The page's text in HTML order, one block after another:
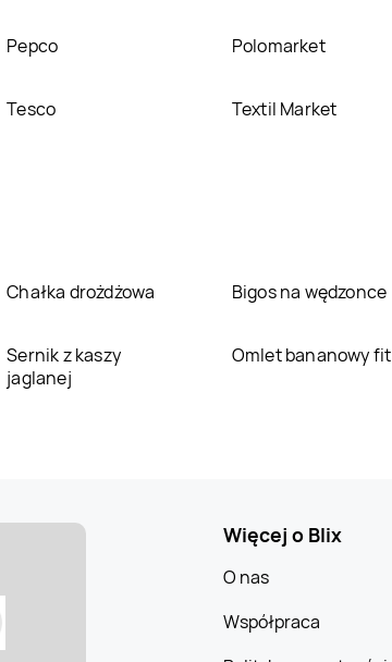
Pepco Polomarket
Tesco Textil Market
Chałka drożdżowa Bigos na wędzonce
Sernik z kaszy
jaglanej
Omlet bananowy fit
Więcej o Blix
O nas
Współpraca